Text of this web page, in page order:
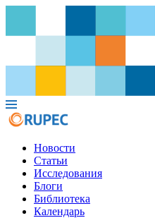
Новости
Статьи
Исследования
Блоги
Библиотека
Календарь